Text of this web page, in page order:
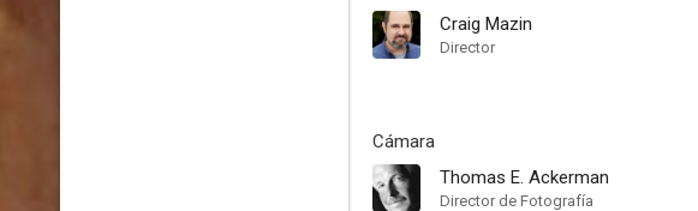
Craig Mazin
Director
Cámara
Thomas E. Ackerman
Director de Fotografía